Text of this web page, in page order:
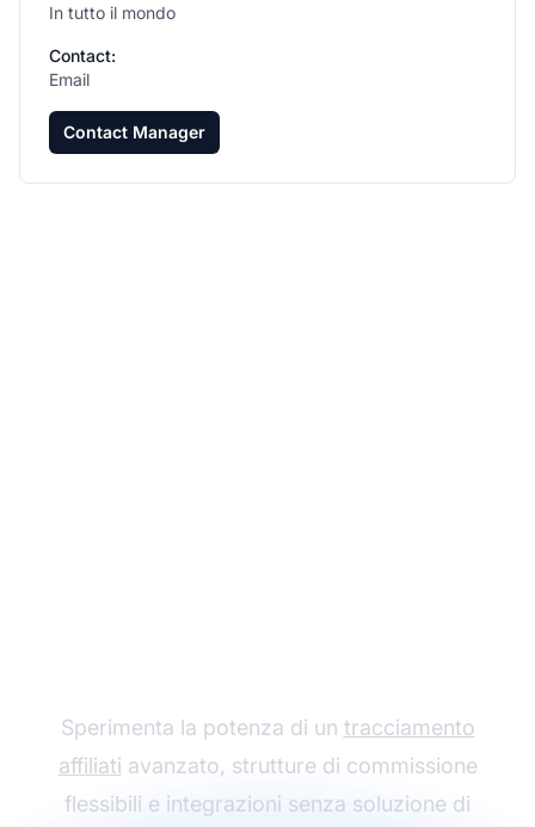
In tutto il mondo
Contact:
Email
Contact Manager
Sperimenta la potenza di un tracciamento
affiliati avanzato, strutture di commissione
flessibili e integrazioni senza soluzione di